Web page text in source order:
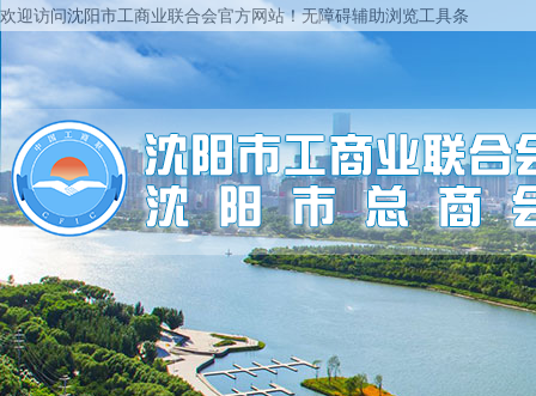
欢迎访问沈阳市工商业联合会官方网站！无障碍辅助浏览工具条